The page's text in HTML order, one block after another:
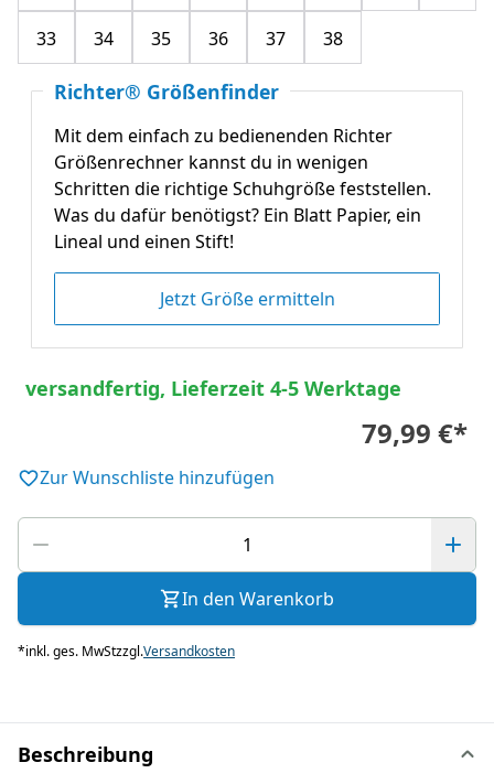
33 34 35 36 37 38
Richter® Größenfinder
Mit dem einfach zu bedienenden Richter
Größenrechner kannst du in wenigen
Schritten die richtige Schuhgröße feststellen.
Was du dafür benötigst? Ein Blatt Papier, ein
Lineal und einen Stift!
Jetzt Größe ermitteln
versandfertig, Lieferzeit 4-5 Werktage
79,99 €*
Zur Wunschliste hinzufügen
In den Warenkorb
*inkl. ges. MwStzzgl.Versandkosten
Beschreibung